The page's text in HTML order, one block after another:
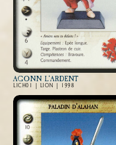
AGONN L’ARDENT
LICH01 | LION | 1998